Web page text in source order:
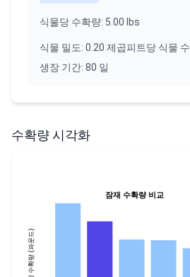
식물당 수확량: 5.00 lbs
식물 밀도: 0.20 제곱피트당 식물 수
생장 기간: 80 일
수확량 시각화
잠재 수확량 비교
예상 수확량 (파운드)